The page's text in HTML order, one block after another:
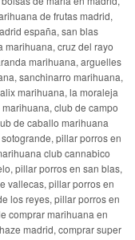
de frutas madrid,
españa, san blas
marihuana, cruz del rayo
marihuana, arguelles
sanchinarro marihuana,
marihuana, la moraleja
club de campo
de caballo marihuana
pillar porros en
club cannabico
pillar porros en san blas,
vallecas, pillar porros en
los reyes, pillar porros en
comprar marihuana en
madrid, comprar super